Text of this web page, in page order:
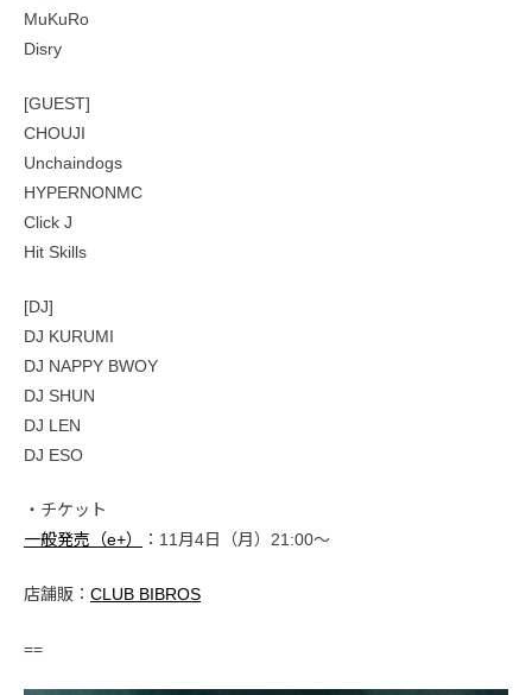
MuKuRo
Disry
[GUEST]
CHOUJI
Unchaindogs
HYPERNONMC
Click J
Hit Skills
[DJ]
DJ KURUMI
DJ NAPPY BWOY
DJ SHUN
DJ LEN
DJ ESO
・チケット
一般発売（e+）
：11月4日（月）21:00〜
店舗販： CLUB BIBROS
==